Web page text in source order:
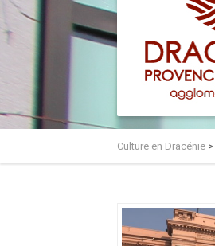
Culture en Dracénie >